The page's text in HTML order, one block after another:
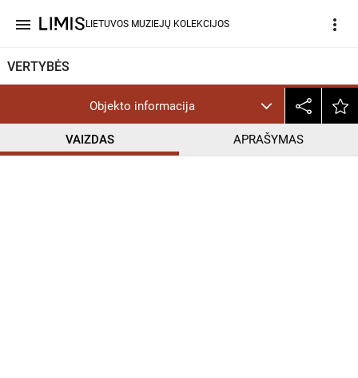
menu LIETUVOS MUZIEJŲ KOLEKCIJOS more_vert
VERTYBĖS
Objekto informacija
VAIZDAS APRAŠYMAS
help_outline